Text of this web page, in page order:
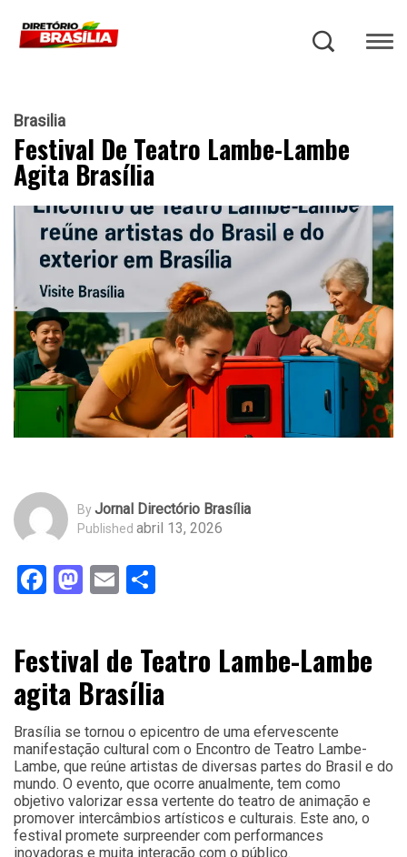
Brasilia
Festival De Teatro Lambe-Lambe
Agita Brasília
ByJornal Directório Brasília
Published abril 13, 2026
Facebook
Mastodon
Email
Festival de Teatro Lambe-Lambe
agita Brasília
Brasília se tornou o epicentro de uma efervescente
manifestação cultural com o Encontro de Teatro Lambe-
Lambe, que reúne artistas de diversas partes do Brasil e do
mundo. O evento, que ocorre anualmente, tem como
objetivo valorizar essa vertente do teatro de animação e
promover intercâmbios artísticos e culturais. Este ano, o
festival promete surpreender com performances
inovadoras e muita interação com o público.